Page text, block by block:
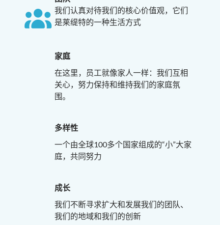
我们认真对待我们的核心价值观，它们
是莱缇特的一种生活方式
家庭
在这里，员工就像家人一样：我们互相
关心，努力保持和维持我们的家庭氛
围。
多样性
一个由全球100多个国家组成的“小”大家
庭，共同努力
成长
我们不断寻求扩大和发展我们的团队、
我们的地域和我们的创新